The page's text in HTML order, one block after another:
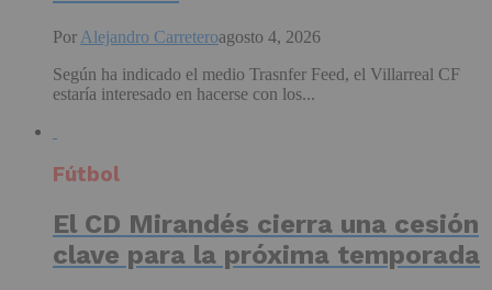
Por Alejandro Carreteroagosto 4, 2026
Según ha indicado el medio Trasnfer Feed, el Villarreal CF
estaría interesado en hacerse con los...
Fútbol
El CD Mirandés cierra una cesión
clave para la próxima temporada